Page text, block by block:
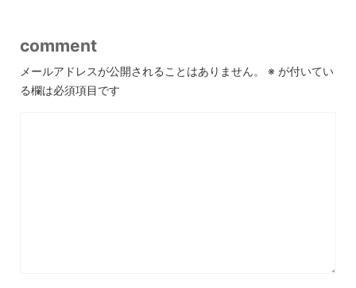
comment
メールアドレスが公開されることはありません。 ※ が付いてい
る欄は必須項目です